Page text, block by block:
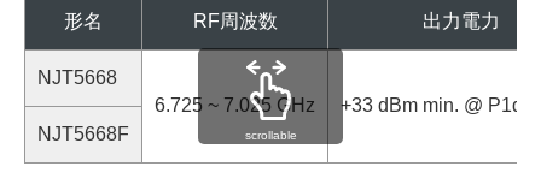
形名 RF周波数 出力電力
NJT5668
6.725 ~ 7.025 GHz
+33 dBm min. @ P1dB
NJT5668F
scrollable